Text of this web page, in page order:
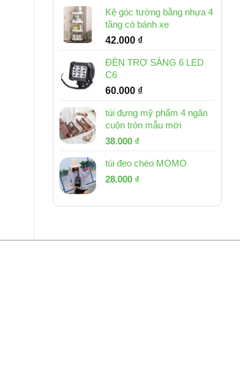
Kệ góc tường bằng nhựa 4
tầng có bánh xe
42.000 ₫
ĐÈN TRỢ SÁNG 6 LED
C6
60.000 ₫
túi đựng mỹ phẩm 4 ngăn
cuộn tròn mẫu mới
Giá
là:
53.000 ₫.
38.000 ₫
tại
túi đeo chéo MOMO
Giá
là:
28.000 ₫
tại